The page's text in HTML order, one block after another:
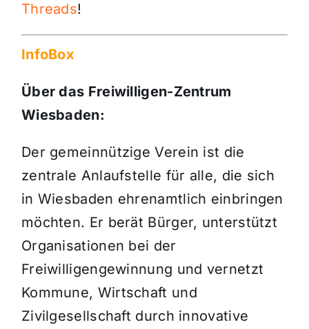
Threads!
InfoBox
Über das Freiwilligen-Zentrum
Wiesbaden:
Der gemeinnützige Verein ist die
zentrale Anlaufstelle für alle, die sich
in Wiesbaden ehrenamtlich einbringen
möchten. Er berät Bürger, unterstützt
Organisationen bei der
Freiwilligengewinnung und vernetzt
Kommune, Wirtschaft und
Zivilgesellschaft durch innovative